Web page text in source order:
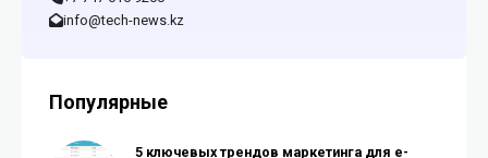
info@tech-news.kz
Популярные
5 ключевых трендов маркетинга для e-